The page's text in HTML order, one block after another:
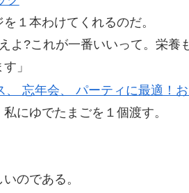
１本わけてくれるのだ。
よ?これが一番いいって。栄養
」
にゆでたまごを１個渡す。
のである。